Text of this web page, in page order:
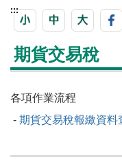
:::
期貨交易稅
各項作業流程
- 期貨交易稅報繳資料